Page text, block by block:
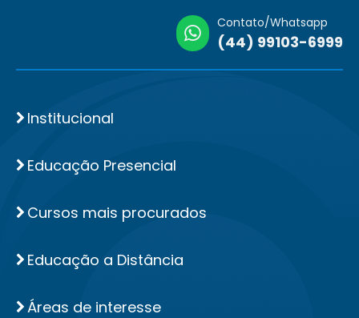
Contato/Whatsapp
(44) 99103-6999
Institucional
Educação Presencial
Cursos mais procurados
Educação a Distância
Áreas de interesse